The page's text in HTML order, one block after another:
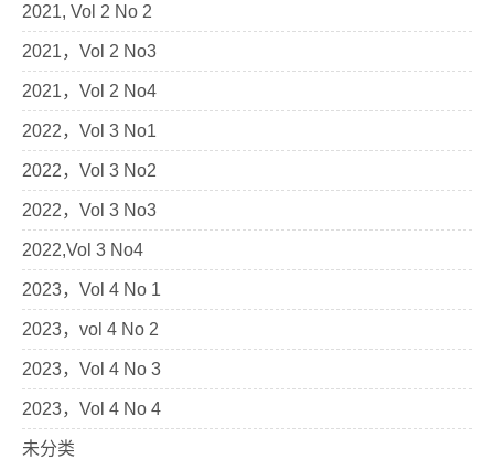
2021, Vol 2 No 2
2021，Vol 2 No3
2021，Vol 2 No4
2022，Vol 3 No1
2022，Vol 3 No2
2022，Vol 3 No3
2022,Vol 3 No4
2023，Vol 4 No 1
2023，vol 4 No 2
2023，Vol 4 No 3
2023，Vol 4 No 4
未分类